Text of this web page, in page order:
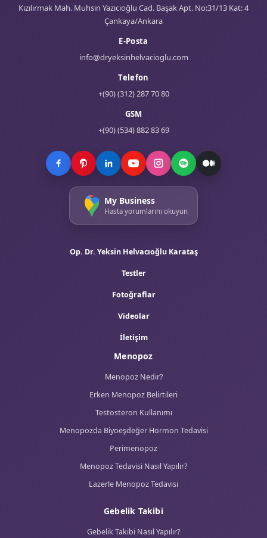
Kızılırmak Mah. Muhsin Yazıcıoğlu Cad. Başak Apt. No:31/13 Kat: 4
Çankaya/Ankara
E-Posta
info@dryeksinhelvacioglu.com
Telefon
+(90) (312) 287 70 80
GSM
+(90) (534) 882 83 69
My Business
Hasta yorumlarını okuyun
Op. Dr. Yeksin Helvacıoğlu Karataş
Testler
Fotoğraflar
Videolar
İletişim
Menopoz
Menopoz Nedir?
Erken Menopoz Belirtileri
Testosteron Kullanımı
Menopozda Biyoeşdeğer Hormon Tedavisi
Perimenopoz
Menopoz Tedavisi Nasıl Yapılır?
Lazerle Menopoz Tedavisi
Gebelik Takibi
Gebelik Takibi Nasıl Yapılır?